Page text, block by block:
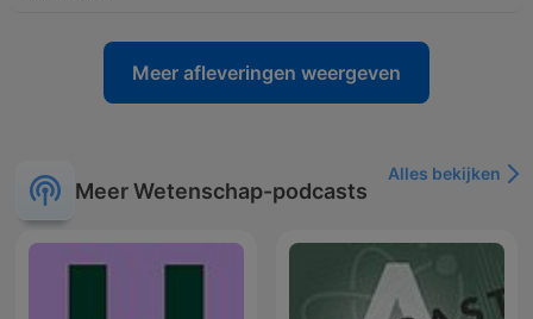
Meer afleveringen weergeven
Meer Wetenschap-podcasts
Alles bekijken